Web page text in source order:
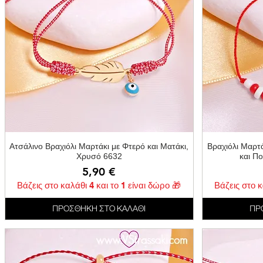
Γρήγορη προβολή
Ατσάλινο Βραχιόλι Μαρτάκι με Φτερό και Ματάκι,
Χρυσό 6632
Τιμή
5,90 €
Βάζεις στο καλάθι 4 και το 1 είναι δώρο 🎁
ΠΡΟΣΘΗΚΗ ΣΤΟ ΚΑΛΑΘΙ
Βραχιόλι
και
Βάζεις στο